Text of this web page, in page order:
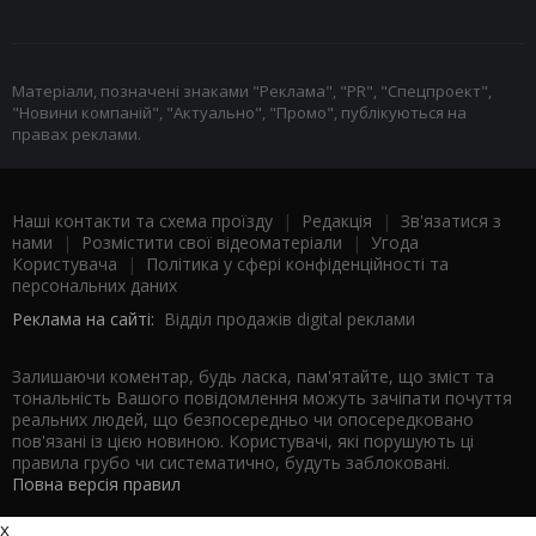
Матеріали, позначені знаками "Реклама", "PR", "Спецпроект",
"Новини компаній", "Актуально", "Промо", публікуються на
правах реклами.
Наші контакти та схема проїзду | Редакція | Зв'язатися з
нами | Розмістити свої відеоматеріали | Угода
Користувача |
Політика у сфері конфіденційності та
персональних даних
Реклама на сайті: Відділ продажів digital реклами
Залишаючи коментар, будь ласка, пам'ятайте, що зміст та
тональність Вашого повідомлення можуть зачіпати почуття
реальних людей, що безпосередньо чи опосередковано
пов'язані із цією новиною. Користувачі, які порушують ці
правила грубо чи систематично, будуть заблоковані.
Повна версія правил
x